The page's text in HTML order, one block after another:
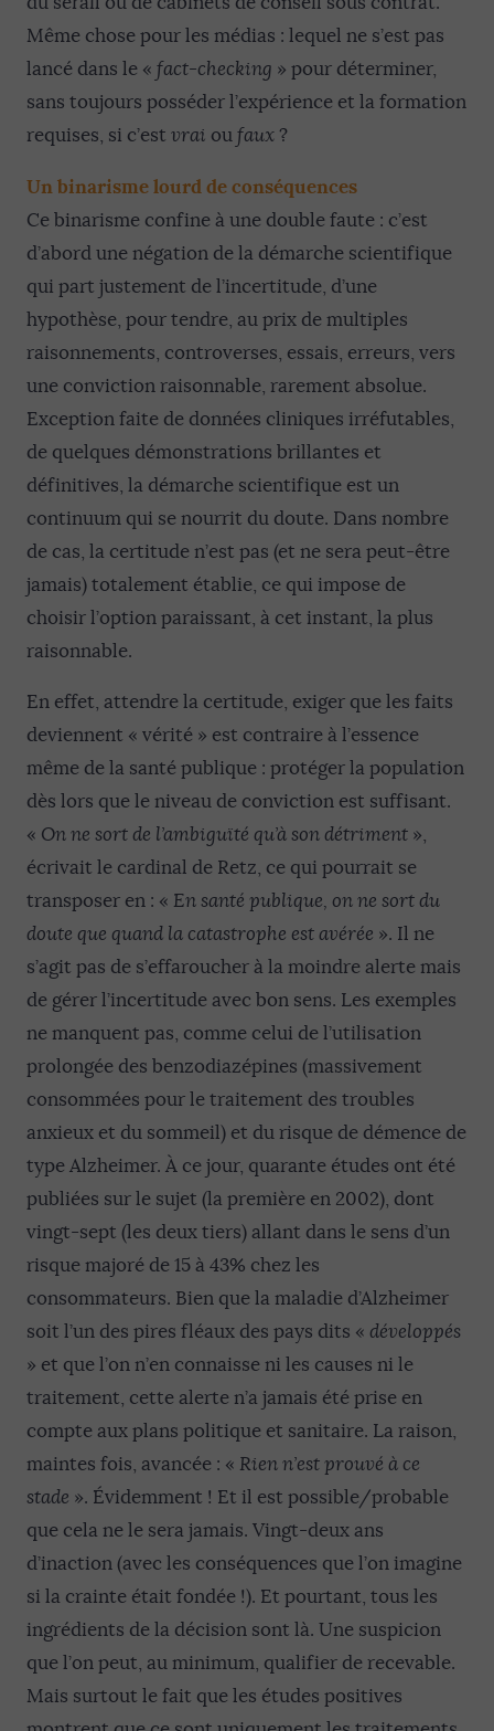
Même chose pour les médias : lequel ne s’est pas
lancé dans le « fact-checking » pour déterminer,
sans toujours posséder l’expérience et la formation
requises, si c’est vrai oufaux?
Un binarisme lourd de conséquences
Ce binarisme confine à une double faute : c’est
d’abord une négation de la démarche scientifique
qui part justement de l’incertitude, d’une
hypothèse, pour tendre, au prix de multiples
raisonnements, controverses, essais, erreurs, vers
une conviction raisonnable, rarement absolue.
Exception faite de données cliniques irréfutables,
de quelques démonstrations brillantes et
définitives, la démarche scientifique est un
continuum qui se nourrit du doute. Dans nombre
de cas, la certitude n’est pas (et ne sera peut-être
jamais) totalement établie, ce qui impose de
choisir l’option paraissant, à cet instant, la plus
raisonnable.
En effet, attendre la certitude, exiger que les faits
deviennent « vérité » est contraire à l’essence
même de la santé publique : protéger la population
dès lors que le niveau de conviction est suffisant.
« On ne sort de l’ambiguïté qu’à son détriment »,
écrivait le cardinal de Retz, ce qui pourrait se
transposer en : « En santé publique, on ne sort du
doute que quand la catastrophe est avérée ». Il ne
s’agit pas de s’effaroucher à la moindre alerte mais
de gérer l’incertitude avec bon sens. Les exemples
ne manquent pas, comme celui de l’utilisation
prolongée des benzodiazépines (massivement
consommées pour le traitement des troubles
anxieux et du sommeil) et du risque de démence de
type Alzheimer. À ce jour, quarante études ont été
publiées sur le sujet (la première en 2002), dont
vingt-sept (les deux tiers) allant dans le sens d’un
risque majoré de 15 à 43% chez les
consommateurs. Bien que la maladie d’Alzheimer
soit l’un des pires fléaux des pays dits « développés
» et que l’on n’en connaisse ni les causes ni le
traitement, cette alerte n’a jamais été prise en
compte aux plans politique et sanitaire. La raison,
maintes fois, avancée : « Rien n’est prouvé à ce
stade ». Évidemment ! Et il est possible/probable
que cela ne le sera jamais. Vingt-deux ans
d’inaction (avec les conséquences que l’on imagine
si la crainte était fondée !). Et pourtant, tous les
ingrédients de la décision sont là. Une suspicion
que l’on peut, au minimum, qualifier de recevable.
Mais surtout le fait que les études positives